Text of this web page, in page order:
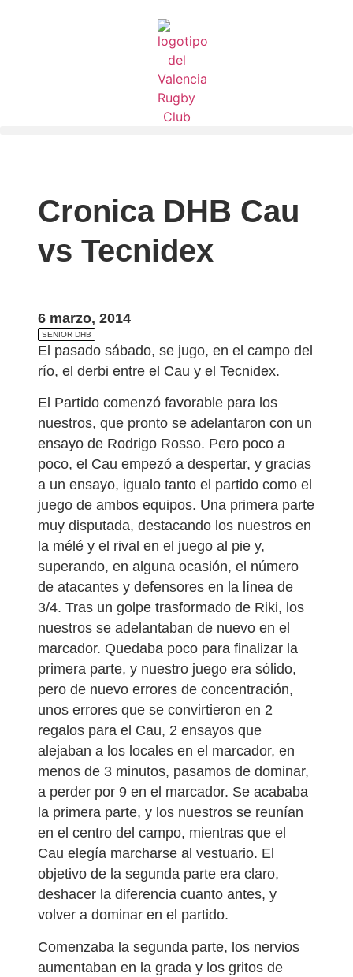
Cronica DHB Cau
vs Tecnidex
6 marzo, 2014
SENIOR DHB
El pasado sábado, se jugo, en el campo del
río, el derbi entre el Cau y el Tecnidex.
El Partido comenzó favorable para los
nuestros, que pronto se adelantaron con un
ensayo de Rodrigo Rosso. Pero poco a
poco, el Cau empezó a despertar, y gracias
a un ensayo, igualo tanto el partido como el
juego de ambos equipos. Una primera parte
muy disputada, destacando los nuestros en
la mélé y el rival en el juego al pie y,
superando, en alguna ocasión, el número
de atacantes y defensores en la línea de
3/4. Tras un golpe trasformado de Riki, los
nuestros se adelantaban de nuevo en el
marcador. Quedaba poco para finalizar la
primera parte, y nuestro juego era sólido,
pero de nuevo errores de concentración,
unos errores que se convirtieron en 2
regalos para el Cau, 2 ensayos que
alejaban a los locales en el marcador, en
menos de 3 minutos, pasamos de dominar,
a perder por 9 en el marcador. Se acababa
la primera parte, y los nuestros se reunían
en el centro del campo, mientras que el
Cau elegía marcharse al vestuario. El
objetivo de la segunda parte era claro,
deshacer la diferencia cuanto antes, y
volver a dominar en el partido.
Comenzaba la segunda parte, los nervios
aumentaban en la grada y los gritos de